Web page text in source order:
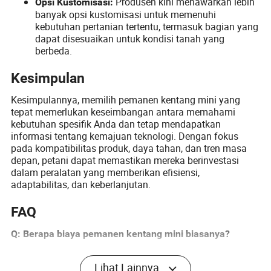
banyak opsi kustomisasi untuk memenuhi
kebutuhan pertanian tertentu, termasuk bagian yang
dapat disesuaikan untuk kondisi tanah yang
berbeda.
Kesimpulan
Kesimpulannya, memilih pemanen kentang mini yang
tepat memerlukan keseimbangan antara memahami
kebutuhan spesifik Anda dan tetap mendapatkan
informasi tentang kemajuan teknologi. Dengan fokus
pada kompatibilitas produk, daya tahan, dan tren masa
depan, petani dapat memastikan mereka berinvestasi
dalam peralatan yang memberikan efisiensi,
adaptabilitas, dan keberlanjutan.
FAQ
Q: Berapa biaya pemanen kentang mini biasanya?
A: Harga dapat bervariasi secara signifikan berdasarkan
merek dan fitur. Namun, Anda dapat mengharapkan untuk
Lihat Lainnya